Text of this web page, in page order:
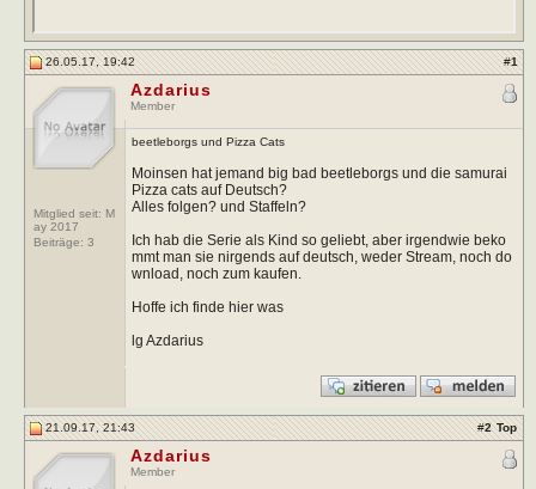
26.05.17, 19:42 #1
Mitglied seit: M
ay 2017
Beiträge: 3
Azdarius
Member
beetleborgs und Pizza Cats
Moinsen hat jemand big bad beetleborgs und die samurai
Pizza cats auf Deutsch?
Alles folgen? und Staffeln?
Ich hab die Serie als Kind so geliebt, aber irgendwie beko
mmt man sie nirgends auf deutsch, weder Stream, noch do
wnload, noch zum kaufen.
Hoffe ich finde hier was
lg Azdarius
21.09.17, 21:43 #2 Top
Azdarius
Member